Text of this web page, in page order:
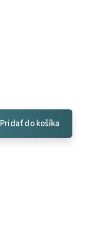
Pridať do košíka